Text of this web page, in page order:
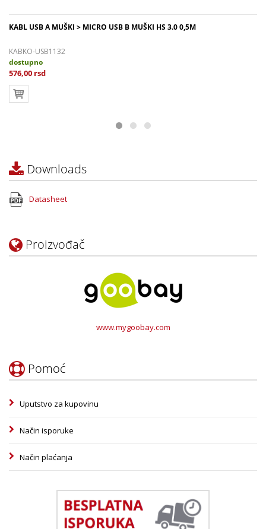
KABL USB A MUŠKI > MICRO USB B MUŠKI HS 3.0 0,5M
KABKO-USB1132
dostupno
576,00 rsd
Downloads
Datasheet
Proizvođač
www.mygoobay.com
Pomoć
Uputstvo za kupovinu
Način isporuke
Način plaćanja